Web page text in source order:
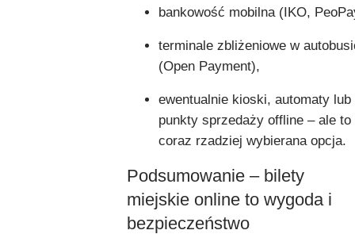
bankowość mobilna (IKO,
terminale zbliżeniowe w
(Open Payment),
ewentualnie kioski, automaty lub
punkty sprzedaży offline – ale to
coraz rzadziej wybierana opcja.
Podsumowanie – bilety
miejskie online to wygoda i
bezpieczeństwo